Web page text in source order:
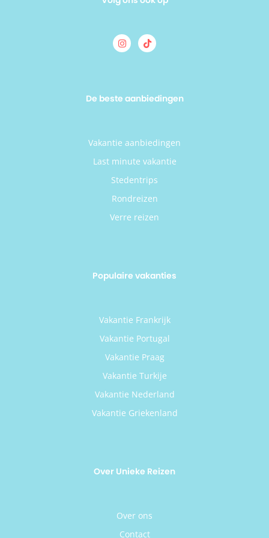
De beste aanbiedingen
Vakantie aanbiedingen
Last minute vakantie
Stedentrips
Rondreizen
Verre reizen
Populaire vakanties
Vakantie Frankrijk
Vakantie Portugal
Vakantie Praag
Vakantie Turkije
Vakantie Nederland
Vakantie Griekenland
Over Unieke Reizen
Over ons
Contact